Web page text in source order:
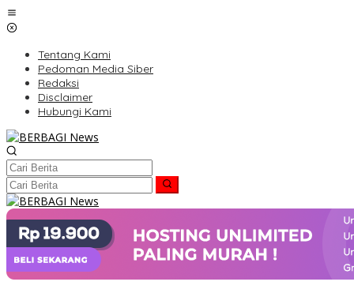
Lewati
ke
Tentang Kami
Pedoman Media Siber
Redaksi
Disclaimer
Hubungi Kami